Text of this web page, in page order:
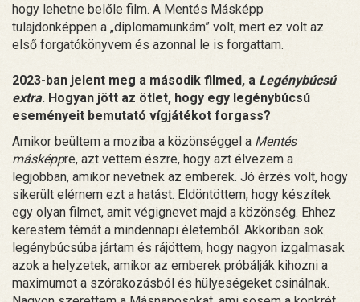
hogy lehetne belőle film. A Mentés Másképp
tulajdonképpen a „diplomamunkám” volt, mert ez volt az
első forgatókönyvem és azonnal le is forgattam.
2023-ban jelent meg a második filmed, a Legénybúcsú
extra. Hogyan jött az ötlet, hogy egy legénybúcsú
eseményeit bemutató vígjátékot forgass?
Amikor beültem a moziba a közönséggel a Mentés
másképpre, azt vettem észre, hogy azt élvezem a
legjobban, amikor nevetnek az emberek. Jó érzés volt, hogy
sikerült elérnem ezt a hatást. Eldöntöttem, hogy készítek
egy olyan filmet, amit végignevet majd a közönség. Ehhez
kerestem témát a mindennapi életemből. Akkoriban sok
legénybúcsúba jártam és rájöttem, hogy nagyon izgalmasak
azok a helyzetek, amikor az emberek próbálják kihozni a
maximumot a szórakozásból és hülyeségeket csinálnak.